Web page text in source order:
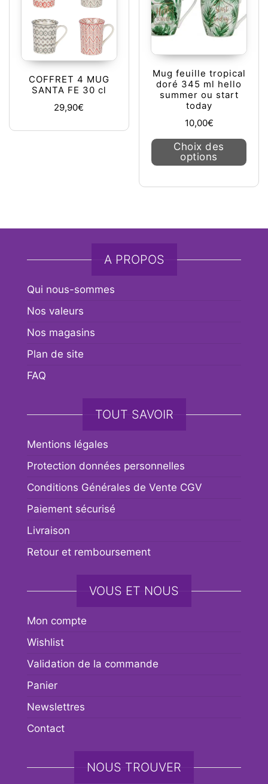
COFFRET 4 MUG
SANTA FE 30 cl
29,90€
Mug feuille tropical
doré 345 ml hello
summer ou start
today
10,00€
Choix des
options
A PROPOS
Qui nous-sommes
Nos valeurs
Nos magasins
Plan de site
FAQ
TOUT SAVOIR
Mentions légales
Protection données personnelles
Conditions Générales de Vente CGV
Paiement sécurisé
Livraison
Retour et remboursement
VOUS ET NOUS
Mon compte
Wishlist
Validation de la commande
Panier
Newslettres
Contact
NOUS TROUVER